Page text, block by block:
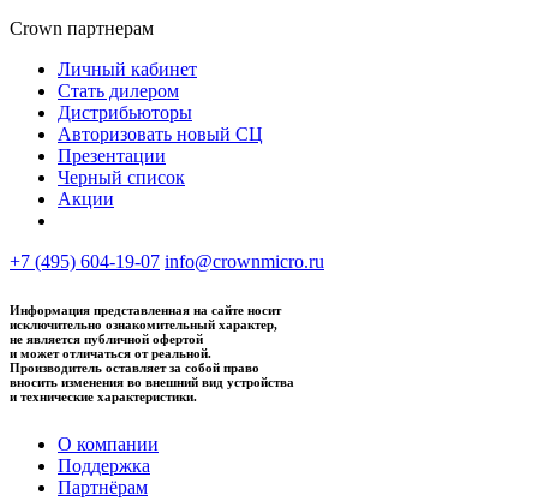
Crown партнерам
Личный кабинет
Стать дилером
Дистрибьюторы
Авторизовать новый СЦ
Презентации
Черный список
Акции
+7 (495) 604-19-07 info@crownmicro.ru
Информация представленная на сайте носит
исключительно ознакомительный характер,
не является публичной офертой
и может отличаться от реальной.
Производитель оставляет за собой право
вносить изменения во внешний вид устройства
и технические характеристики.
О компании
Поддержка
Партнёрам